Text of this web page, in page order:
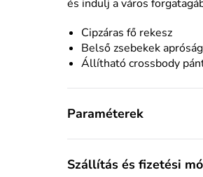
és indulj a város
Cipzáras fő rekesz
Belső zsebekek
Állítható crossbody
Paraméterek
Szállítás és fizetési